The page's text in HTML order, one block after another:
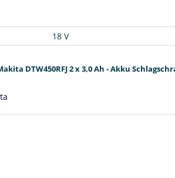
18 V
DTW450RFJ 2 x 3,0 Ah - Akku